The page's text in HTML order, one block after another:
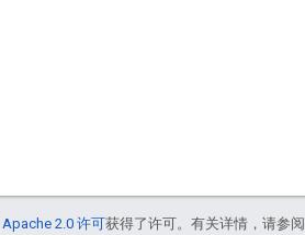
Apache 2.0 许可获得了许可。有关详情，请参阅